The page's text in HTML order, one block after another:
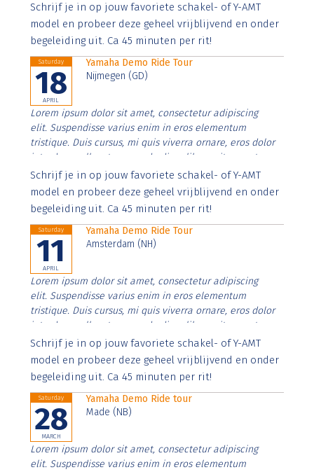
Aenean faucibus nibh et justo cursus id rutrum lorem
imperdiet. Nunc ut sem vitae risus tristique posuere.
Schrijf je in op jouw favoriete schakel- of Y-AMT
model en probeer deze geheel vrijblijvend en onder
begeleiding uit. Ca 45 minuten per rit!
Saturday
18
APRIL
Yamaha Demo Ride Tour
Nijmegen (GD)
Lorem ipsum dolor sit amet, consectetur adipiscing
elit. Suspendisse varius enim in eros elementum
tristique. Duis cursus, mi quis viverra ornare, eros dolor
interdum nulla, ut commodo diam libero vitae erat.
Aenean faucibus nibh et justo cursus id rutrum lorem
imperdiet. Nunc ut sem vitae risus tristique posuere.
Schrijf je in op jouw favoriete schakel- of Y-AMT
model en probeer deze geheel vrijblijvend en onder
begeleiding uit. Ca 45 minuten per rit!
Saturday
11
APRIL
Yamaha Demo Ride Tour
Amsterdam (NH)
Lorem ipsum dolor sit amet, consectetur adipiscing
elit. Suspendisse varius enim in eros elementum
tristique. Duis cursus, mi quis viverra ornare, eros dolor
interdum nulla, ut commodo diam libero vitae erat.
Aenean faucibus nibh et justo cursus id rutrum lorem
imperdiet. Nunc ut sem vitae risus tristique posuere.
Schrijf je in op jouw favoriete schakel- of Y-AMT
model en probeer deze geheel vrijblijvend en onder
begeleiding uit. Ca 45 minuten per rit!
Saturday
28
MARCH
Yamaha Demo Ride tour
Made (NB)
Lorem ipsum dolor sit amet, consectetur adipiscing
elit. Suspendisse varius enim in eros elementum